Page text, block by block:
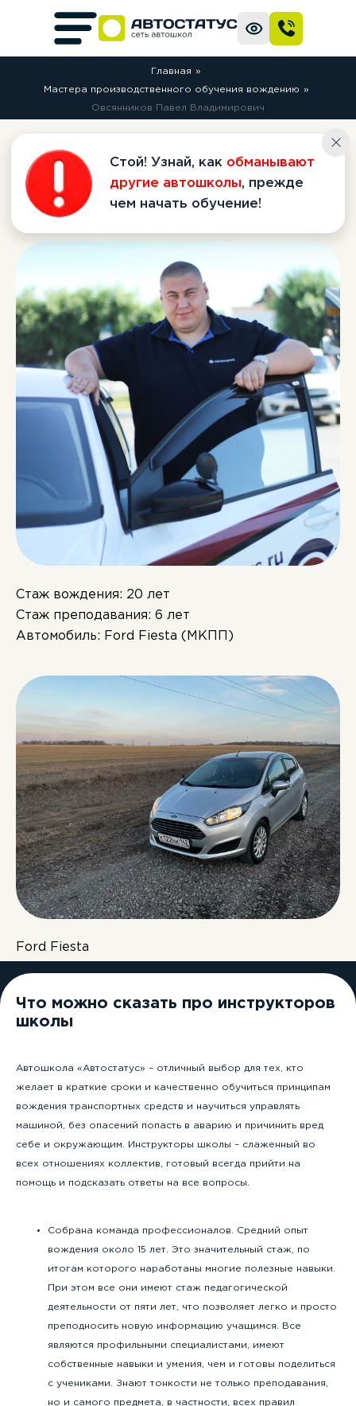
Главная »
Мастера производственного обучения вождению »
Овсянников Павел Владимирович
Овсянников Павел
Владимирович
Вернуться назад к списку альбомов
Стаж вождения: 20 лет
Стаж преподавания: 6 лет
Автомобиль: Ford Fiesta (МКПП)
Ford Fiesta
Что можно сказать про инструкторов
школы
Автошкола «Автостатус» – отличный выбор для тех, кто
желает в краткие сроки и качественно обучиться принципам
вождения транспортных средств и научиться управлять
машиной, без опасений попасть в аварию и причинить вред
себе и окружающим. Инструкторы школы – слаженный во
всех отношениях коллектив, готовый всегда прийти на
помощь и подсказать ответы на все вопросы.
Собрана команда профессионалов. Средний опыт
вождения около 15 лет. Это значительный стаж, по
итогам которого наработаны многие полезные навыки.
При этом все они имеют стаж педагогической
деятельности от пяти лет, что позволяет легко и просто
преподносить новую информацию учащимся. Все
являются профильными специалистами, имеют
собственные навыки и умения, чем и готовы поделиться
с учениками. Знают тонкости не только преподавания,
но и самого предмета, в частности, всех правил